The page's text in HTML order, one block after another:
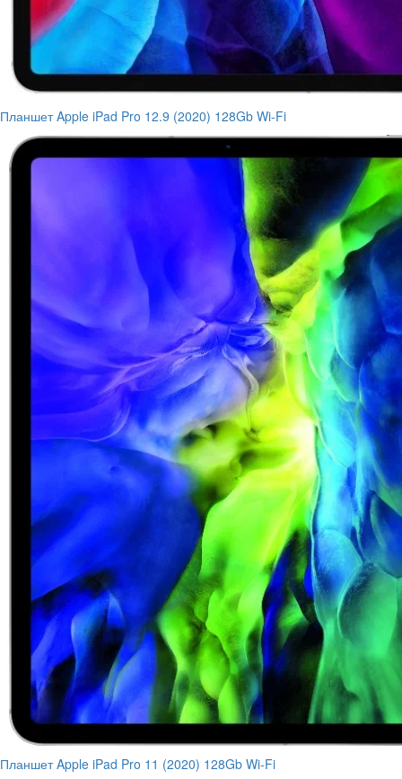
Планшет Apple iPad Pro 12.9 (2020) 128Gb Wi-Fi
Планшет Apple iPad Pro 11 (2020) 128Gb Wi-Fi